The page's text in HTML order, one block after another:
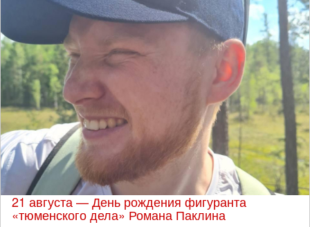
21 августа — День рождения фигуранта
«тюменского дела» Романа Паклина